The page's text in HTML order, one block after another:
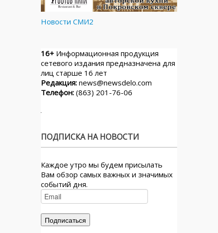
Новости СМИ2
16+ Информационная продукция
сетевого издания предназначена для
лиц старше 16 лет
Редакция: news@newsdelo.com
Телефон: (863) 201-76-06
ПОДПИСКА НА НОВОСТИ
Каждое утро мы будем присылать
Вам обзор самых важных и значимых
событий дня.